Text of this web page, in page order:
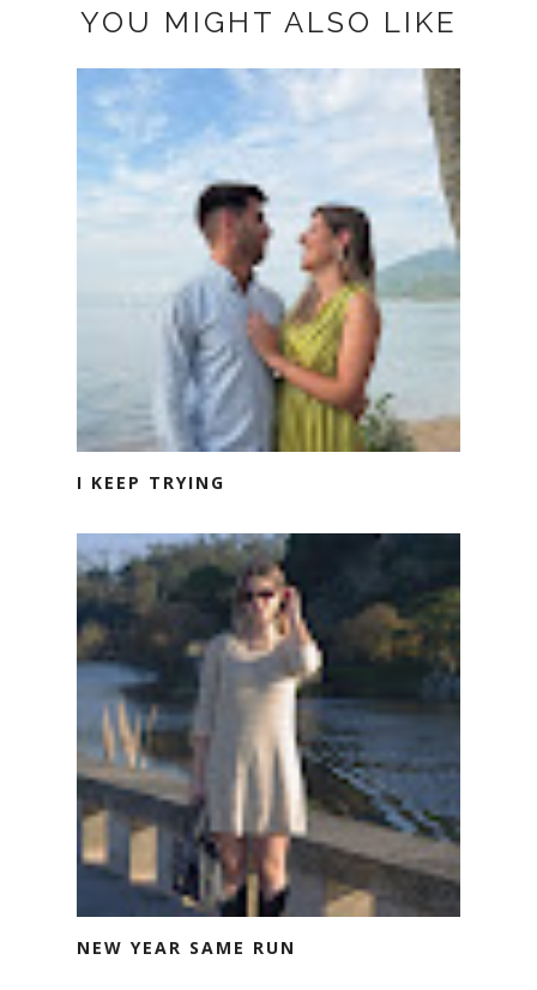
YOU MIGHT ALSO LIKE
I KEEP TRYING
NEW YEAR SAME RUN